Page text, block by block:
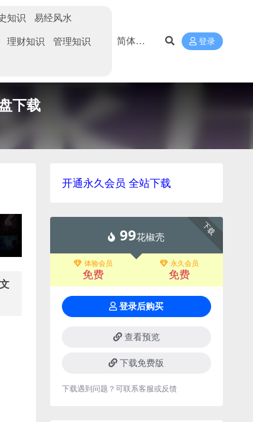
知识
易经风水
理财知识
管理知识
登录
下载
开通永久会员 全站下载
下载
99花椒壳
体验会员
免费
永久会员
免费
登录后购买
查看预览
下载免费版
下载遇到问题？可联系客服或反馈